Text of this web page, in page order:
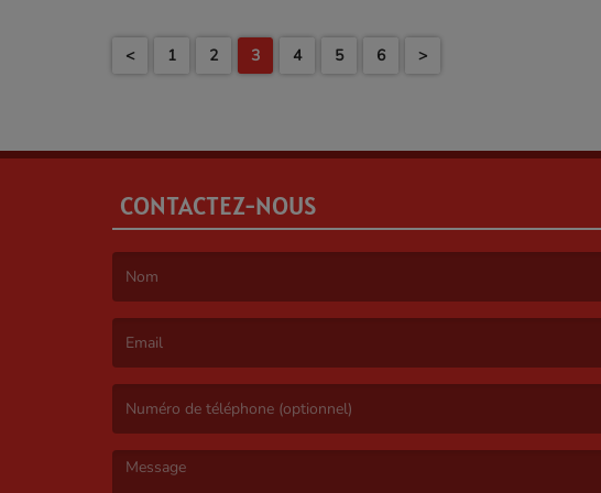
< 1 2 3 4 5 6 >
CONTACTEZ-NOUS